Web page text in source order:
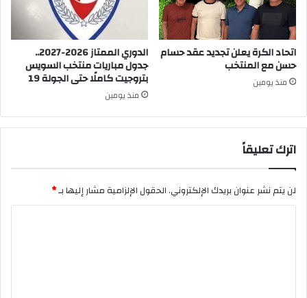
اتحاد الكرة يعلن تجديد عقد حسام
حسن مع المنتخب
منذ يومين
الدوري الممتاز 2026-2027..
جدول مباريات منتخب السويس
بتروجيت كاملًا حتى الجولة 19
منذ يومين
اترك تعليقاً
لن يتم نشر عنوان بريدك الإلكتروني.الحقول الإلزامية مشار إليها بـ*